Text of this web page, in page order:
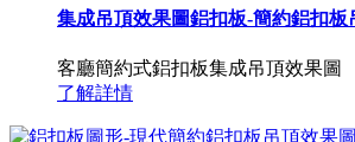
集成吊頂效果圖鋁扣板-簡約鋁扣板
客廳簡約式鋁扣板集成吊頂效果圖
了解詳情